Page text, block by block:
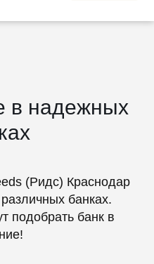
в надежных
(Ридс) Краснодар
банках.
подобрать банк в